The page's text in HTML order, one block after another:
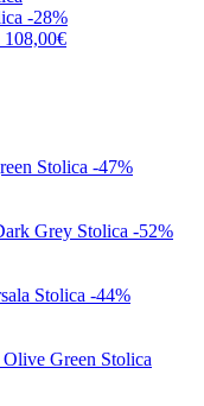
-28%
108,00€
-47%
-52%
-44%